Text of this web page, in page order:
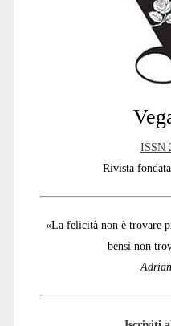
ISSN
Rivista
«La felicità non è trovare
bensì non